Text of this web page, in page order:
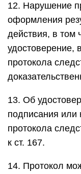
12. Нарушение
оформления
действия, в том
удостоверение,
протокола
13. Об
подписания или
протокола
к ст. 167.
14. Протокол